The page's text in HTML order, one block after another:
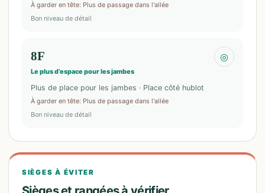
À garder en tête: Plus de passage dans l'allée
Bon niveau de détail
8F
Le plus d’espace pour les jambes
◎
Plus de place pour les jambes · Place côté hublot
À garder en tête: Plus de passage dans l'allée
Bon niveau de détail
SIÈGES À ÉVITER